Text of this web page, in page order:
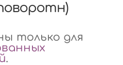
только для
.